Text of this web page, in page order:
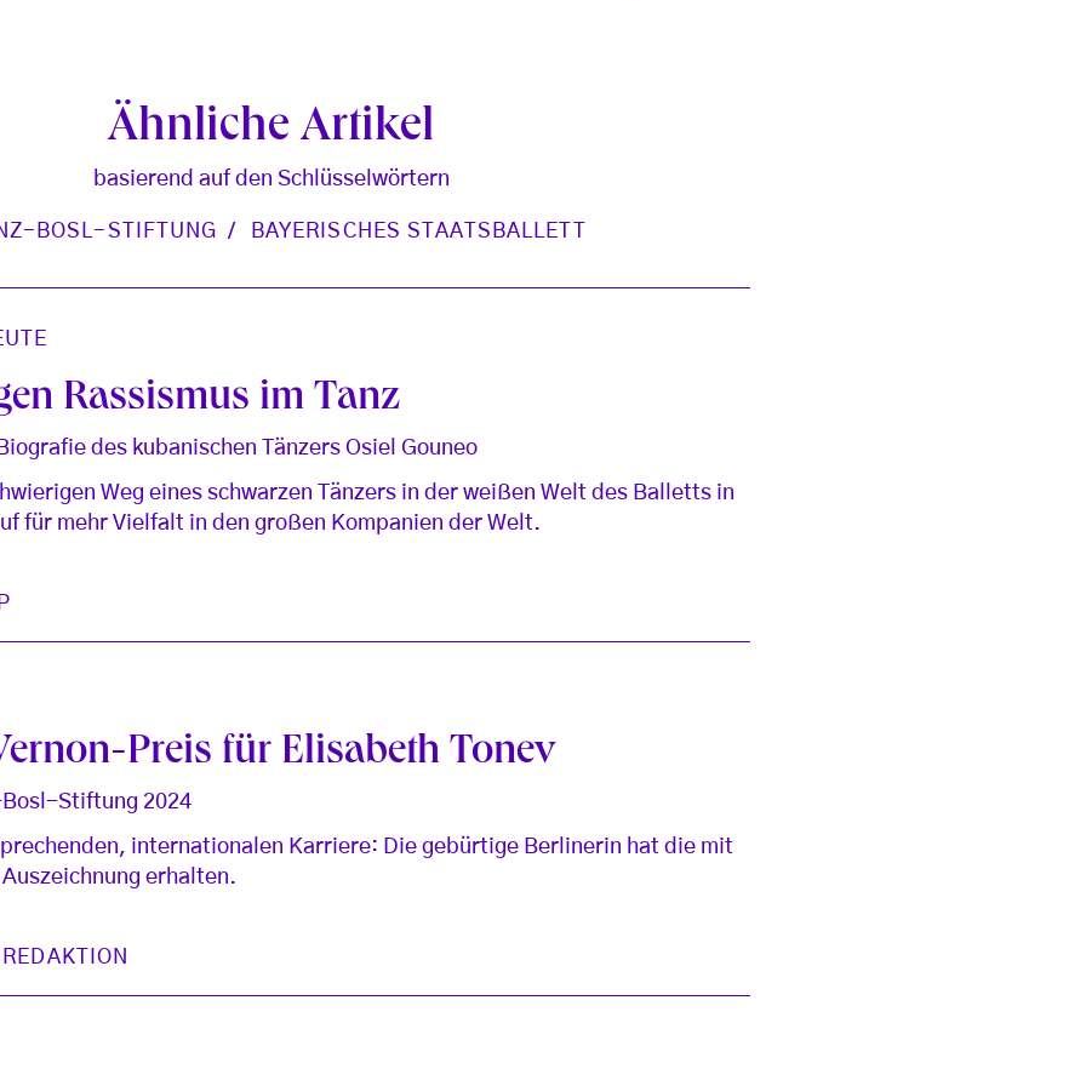
Ähnliche Artikel
basierend auf den Schlüsselwörtern
BOSL-STIFTUNG BAYERISCHES STAATSBALLETT
Rassismus im Tanz
des kubanischen Tänzers Osiel Gouneo
Weg eines schwarzen Tänzers in der weißen Welt des Balletts in
für mehr Vielfalt in den großen Kompanien der Welt.
Preis für Elisabeth Tonev
Stiftung 2024
internationalen Karriere: Die gebürtige Berlinerin hat die mit
erhalten.